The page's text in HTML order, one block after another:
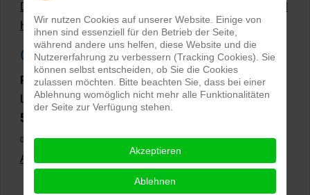
Dateiformate und Bilder mit transparentem Hintergrund
Hollowman und Produktfotografie
Google Rezensionen
PRO-ducto GmbH , Fotografie und Bildbearbeitung in
Lichtenau
5,0
02.01.2026)
Alle Rezensionen ansehen
Wir nutzen Cookies auf unserer Website. Einige von
ihnen sind essenziell für den Betrieb der Seite,
während andere uns helfen, diese Website und die
Nutzererfahrung zu verbessern (Tracking Cookies). Sie
können selbst entscheiden, ob Sie die Cookies
zulassen möchten. Bitte beachten Sie, dass bei einer
Ablehnung womöglich nicht mehr alle Funktionalitäten
der Seite zur Verfügung stehen.
Akzeptieren
Ablehnen